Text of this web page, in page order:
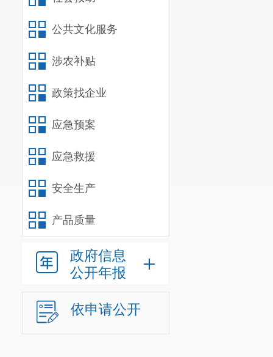
公共文化服务
涉农补贴
政策找企业
应急预案
应急救援
安全生产
产品质量
政府信息
公开年报
依申请公开